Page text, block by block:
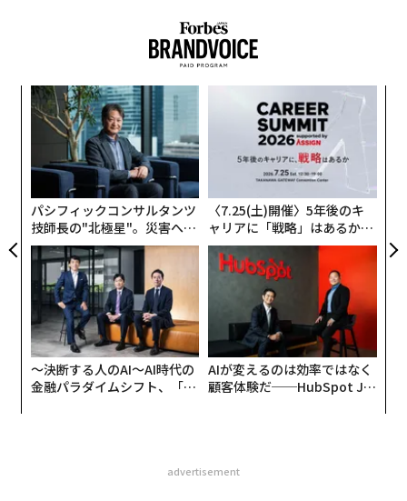
パシフィックコンサルタンツ
技師長の"北極星"。災害への
無力感を乗り越え見つけた、
防災一筋20年の答え
〈7.25(土)開催〉5年後のキ
ャリアに「戦略」はあるか。
トップエグゼクティブのキャ
リアに触れる1日│CAREER S
UMMIT 2026
〜決断する人のAI〜AI時代の
金融パラダイムシフト、「超
AIが変えるのは効率ではなく
顧客体験だ──HubSpot Ja
advertisement